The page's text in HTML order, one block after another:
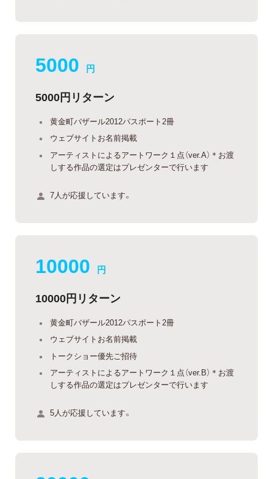
5000 円
5000円リターン
黄金町バザール2012パスポート2冊
ウェブサイトお名前掲載
アーティストによるアートワーク１点（ver.A）＊お渡
しする作品の選定はプレゼンターで行います
7人が応援しています。
10000 円
10000円リターン
黄金町バザール2012パスポート2冊
ウェブサイトお名前掲載
トークショー優先ご招待
アーティストによるアートワーク１点（ver.B）＊お渡
しする作品の選定はプレゼンターで行います
5人が応援しています。